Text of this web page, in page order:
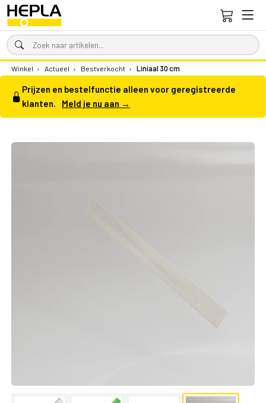
Winkel › Actueel › Bestverkocht › Liniaal 30 cm
Prijzen en bestelfunctie alleen voor geregistreerde
klanten.
Meld je nu aan →